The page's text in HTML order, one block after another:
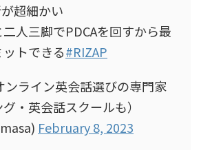
超細かい
二人三脚でPDCAを回すから最
トできる#RIZAP
ライン英会話選びの専門家
グ・英会話スクールも）
February 8, 2023